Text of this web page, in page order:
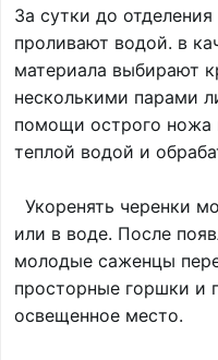
За сутки до
проливают водой. в
материала выбирают
несколькими парами
помощи острого ножа
теплой водой и
Укоренять черенки
или в воде. После
молодые саженцы
просторные горшки и
освещенное место.